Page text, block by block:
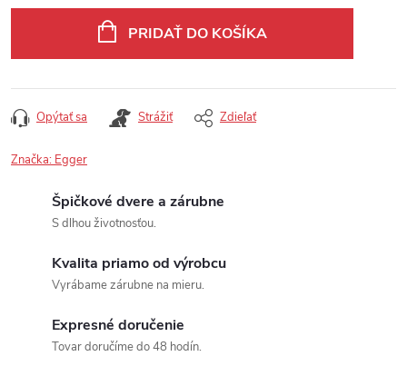
PRIDAŤ DO KOŠÍKA
Opýtať sa Strážiť Zdieľať
Značka: Egger
Špičkové dvere a zárubne
S dlhou životnosťou.
Kvalita priamo od výrobcu
Vyrábame zárubne na mieru.
Expresné doručenie
Tovar doručíme do 48 hodín.